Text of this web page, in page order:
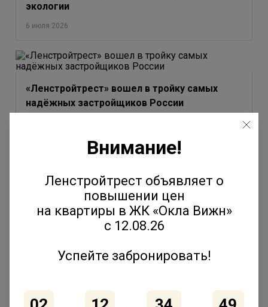
экологии
6 июля 2026
«Ленстройтрест» вошел в тройку самых
надёжных застройщиков России
Юлия Молчанова выступила на форуме
«Движение» с темой эволюции соседских
Внимание!
Ленстройтрест объявляет о
повышении цен
на квартиры в ЖК «Окла Вижн»
с 12.08.26
Успейте забронировать!